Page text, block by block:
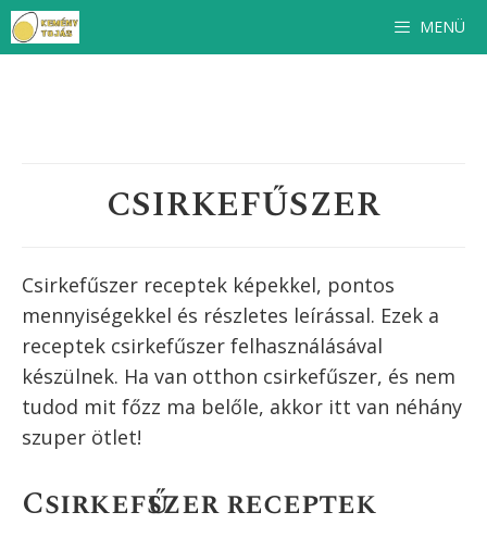
Kilépés
MENÜ
CSIRKEFŰSZER
Csirkefűszer receptek képekkel, pontos
mennyiségekkel és részletes leírással. Ezek a
receptek csirkefűszer felhasználásával
készülnek. Ha van otthon csirkefűszer, és nem
tudod mit főzz ma belőle, akkor itt van néhány
szuper ötlet!
Csirkefűszer receptek